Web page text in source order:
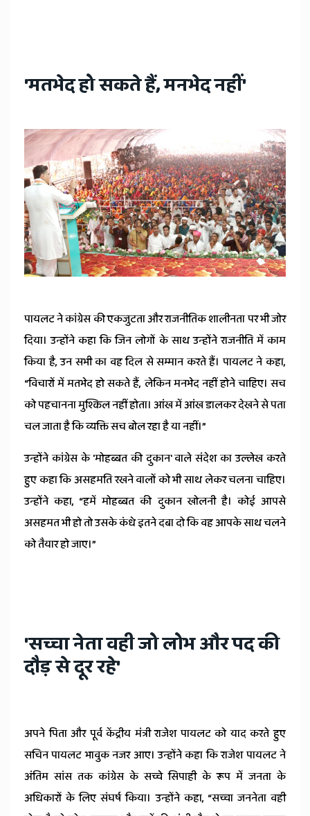
'मतभेद हो सकते हैं, मनभेद नहीं'
पायलट ने कांग्रेस की एकजुटता और राजनीतिक शालीनता पर भी जोर
दिया। उन्होंने कहा कि जिन लोगों के साथ उन्होंने राजनीति में काम
किया है, उन सभी का वह दिल से सम्मान करते हैं। पायलट ने कहा,
“विचारों में मतभेद हो सकते हैं, लेकिन मनभेद नहीं होने चाहिए। सच
को पहचानना मुश्किल नहीं होता। आंख में आंख डालकर देखने से पता
चल जाता है कि व्यक्ति सच बोल रहा है या नहीं।”
उन्होंने कांग्रेस के 'मोहब्बत की दुकान' वाले संदेश का उल्लेख करते
हुए कहा कि असहमति रखने वालों को भी साथ लेकर चलना चाहिए।
उन्होंने कहा, “हमें मोहब्बत की दुकान खोलनी है। कोई आपसे
असहमत भी हो तो उसके कंधे इतने दबा दो कि वह आपके साथ चलने
को तैयार हो जाए।”
'सच्चा नेता वही जो लोभ और पद की
दौड़ से दूर रहे'
अपने पिता और पूर्व केंद्रीय मंत्री राजेश पायलट को याद करते हुए
सचिन पायलट भावुक नजर आए। उन्होंने कहा कि राजेश पायलट ने
अंतिम सांस तक कांग्रेस के सच्चे सिपाही के रूप में जनता के
अधिकारों के लिए संघर्ष किया। उन्होंने कहा, “सच्चा जननेता वही